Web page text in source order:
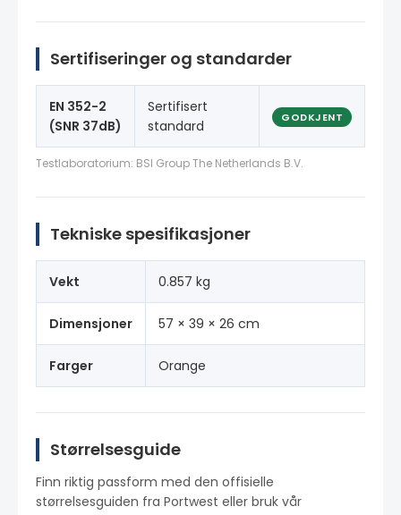
Sertifiseringer og standarder
EN 352-2
(SNR 37dB)
Sertifisert
standard
GODKJENT
Testlaboratorium: BSI Group The Netherlands B.V.
Tekniske spesifikasjoner
Vekt 0.857 kg
Dimensjoner 57 × 39 × 26 cm
Farger Orange
Størrelsesguide
Finn riktig passform med den offisielle
størrelsesguiden fra Portwest eller bruk vår